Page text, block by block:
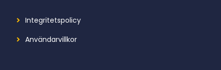
Integritetspolicy
Användarvillkor